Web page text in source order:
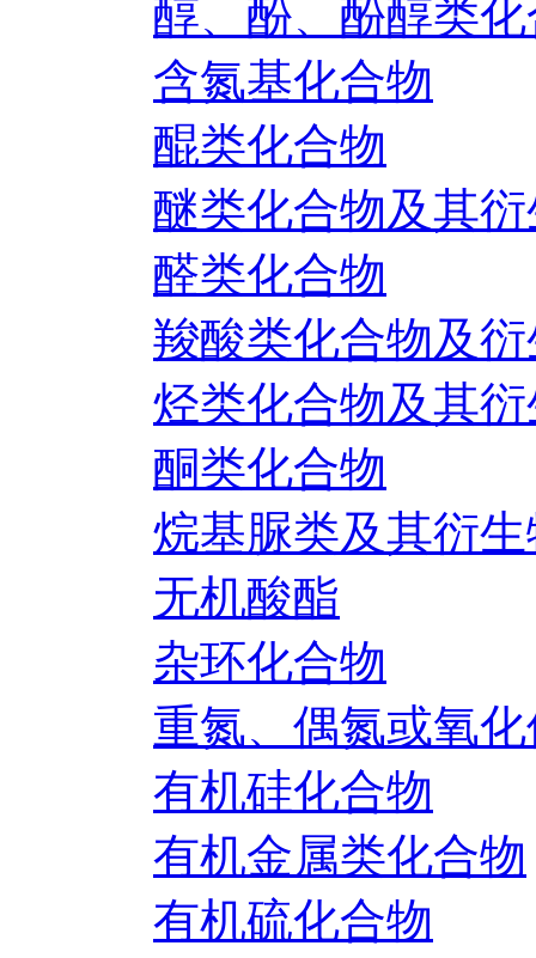
醇、酚、酚醇类
含氮基化合物
醌类化合物
醚类化合物及其
醛类化合物
羧酸类化合物及
烃类化合物及其
酮类化合物
烷基脲类及其衍
无机酸酯
杂环化合物
重氮、偶氮或氧
有机硅化合物
有机金属类化合物
有机硫化合物